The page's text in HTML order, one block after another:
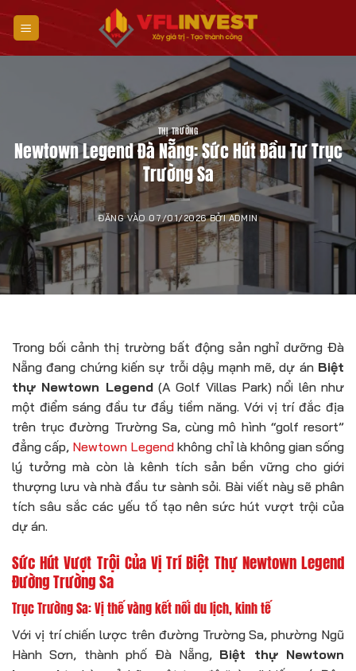
qua
nội
THỊ TRƯỜNG
Newtown Legend Đà Nẵng: Sức Hút Đầu Tư Trục
Trường Sa
ĐĂNG VÀO07/01/2026 BỞIADMIN
Trong bối cảnh thị trường bất động sản nghỉ dưỡng Đà
Nẵng đang chứng kiến sự trỗi dậy mạnh mẽ, dự án Biệt
thự Newtown Legend(A Golf Villas Park) nổi lên như
một điểm sáng đầu tư đầy tiềm năng. Với vị trí đắc địa
trên trục đường Trường Sa, cùng mô hình “golf resort”
đẳng cấp, Newtown Legend không chỉ là không gian sống
lý tưởng mà còn là kênh tích sản bền vững cho giới
thượng lưu và nhà đầu tư sành sỏi. Bài viết này sẽ phân
tích sâu sắc các yếu tố tạo nên sức hút vượt trội của
dự án.
Sức Hút Vượt Trội Của Vị Trí Biệt Thự Newtown Legend
Đường Trường Sa
Trục Trường Sa: Vị thế vàng kết nối du lịch, kinh tế
Với vị trí chiến lược trên đường Trường Sa, phường Ngũ
Hành Sơn, thành phố Đà Nẵng, Biệt thự Newtown